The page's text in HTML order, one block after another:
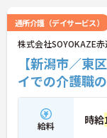
通所介護（デイサービス）
株式会社SOYOKAZE
【新潟市／東
イでの介護職
給料 時給